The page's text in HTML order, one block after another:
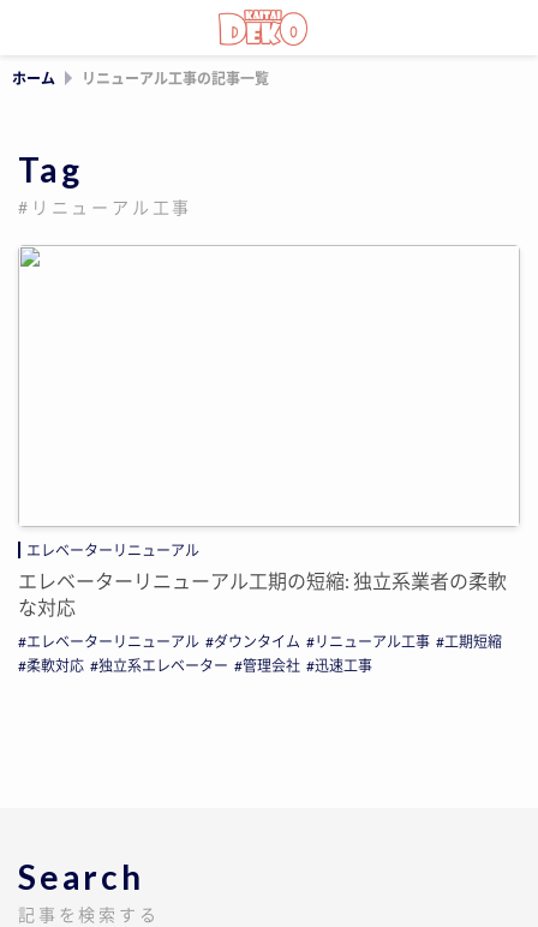
ホーム リニューアル工事の記事一覧
Tag
#リニューアル工事
エレベーターリニューアル
エレベーターリニューアル工期の短縮: 独立系業者の柔軟
な対応
エレベーターリニューアル ダウンタイム リニューアル工事
工期短縮
柔軟対応
独立系エレベーター 管理会社 迅速工事
Search
記事を検索する